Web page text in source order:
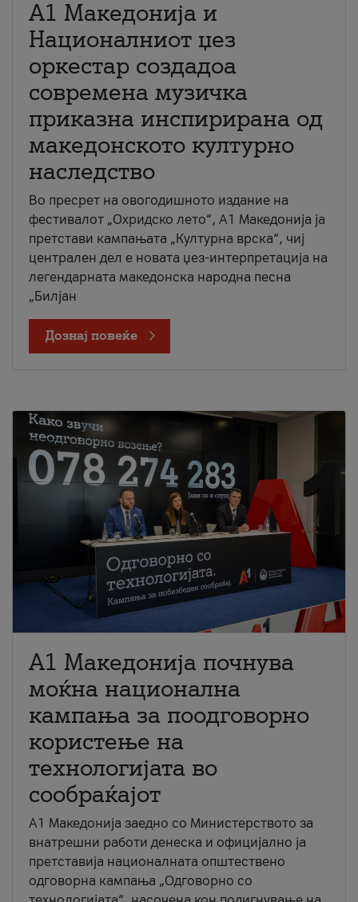
А1 Македонија и
Националниот џез
оркестар создадоа
современа музичка
приказна инспирирана од
македонското културно
наследство
Во пресрет на овогодишното издание на
фестивалот „Охридско лето“, А1 Македонија ја
претстави кампањата „Културна врска“, чиј
централен дел е новата џез-интерпретација на
легендарната македонска народна песна
„Билјан
Дознај повеќе
A1 Македонија почнува
моќна национална
кампања за поодговорно
користење на
технологијата во
сообраќајот
A1 Македонија заедно со Министерството за
внатрешни работи денеска и официјално ја
претставија националната општествено
одговорна кампања „Одговорно со